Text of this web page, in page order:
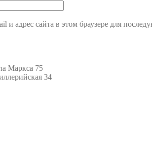
и адрес сайта в этом браузере для
Маркса 75
34